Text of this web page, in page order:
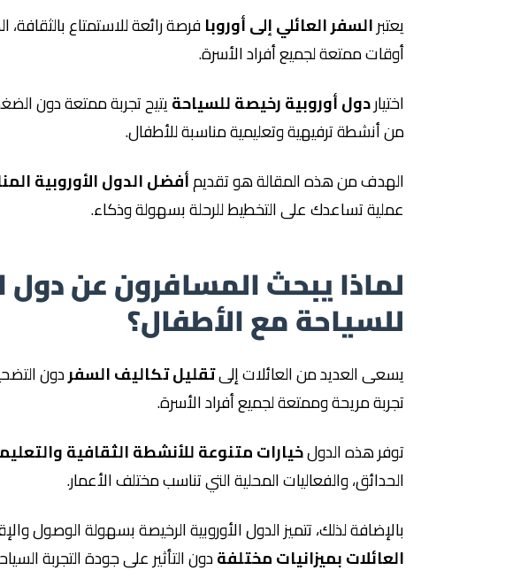
يعتبرالسفر العائلي إلى أوروبافرصة رائعة للاستمتاع بالثقافة،
أوقات ممتعة لجميع أفراد الأسرة.
اختياردول أوروبية رخيصة للسياحةيتيح تجربة ممتعة دون
من أنشطة ترفيهية وتعليمية مناسبة للأطفال.
الهدف من هذه المقالة هو تقديمأفضل الدول الأوروبية
عملية تساعدك على التخطيط للرحلة بسهولة وذكاء.
لماذا يبحث المسافرون عن دول
للسياحة مع الأطفال؟
يسعى العديد من العائلات إلىتقليل تكاليف السفردون
تجربة مريحة وممتعة لجميع أفراد الأسرة.
توفر هذه الدولخيارات متنوعة للأنشطة الثقافية
الحدائق، والفعاليات المحلية التي تناسب مختلف الأعمار.
بالإضافة لذلك، تتميز الدول الأوروبية الرخيصة بسهولة الوصول
العائلات بميزانيات مختلفةدون التأثير على جودة التجربة